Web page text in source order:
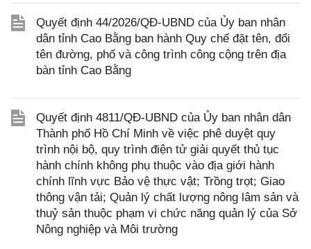
Quyết định 44/2026/QĐ-UBND của Ủy ban nhân
dân tỉnh Cao Bằng ban hành Quy chế đặt tên, đổi
tên đường, phố và công trình công cộng trên địa
bàn tỉnh Cao Bằng
Quyết định 4811/QĐ-UBND của Ủy ban nhân dân
Thành phố Hồ Chí Minh về việc phê duyệt quy
trình nội bộ, quy trình điện tử giải quyết thủ tục
hành chính không phụ thuộc vào địa giới hành
chính lĩnh vực Bảo vệ thực vật; Trồng trọt; Giao
thông vận tải; Quản lý chất lượng nông lâm sản và
thuỷ sản thuộc phạm vi chức năng quản lý của Sở
Nông nghiệp và Môi trường